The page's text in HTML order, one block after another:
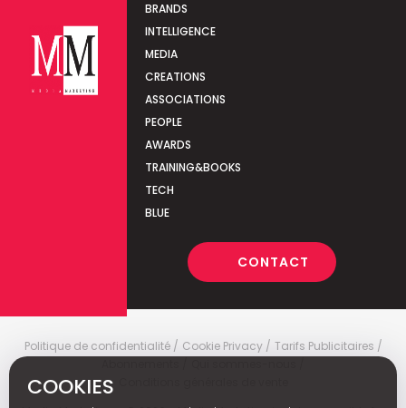
BRANDS
INTELLIGENCE
MEDIA
CREATIONS
ASSOCIATIONS
PEOPLE
AWARDS
TRAINING&BOOKS
TECH
BLUE
CONTACT
Politique de confidentialité Cookie Privacy
Tarifs Publicitaires
COOKIES